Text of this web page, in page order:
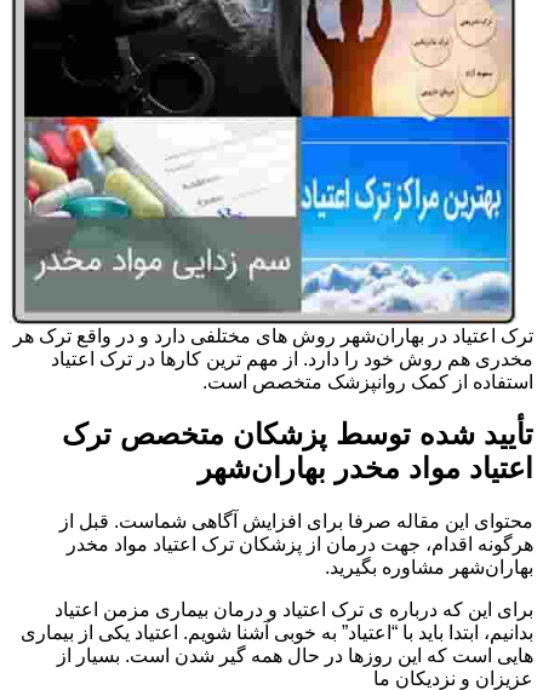
ترک اعتیاد در بهاران‌شهر روش های مختلفی دارد و در واقع ترک هر
مخدری هم روش خود را دارد. از مهم ترین کارها در ترک اعتیاد
استفاده از کمک روانپزشک متخصص است.
تأیید شده توسط پزشکان متخصص ترک
اعتیاد مواد مخدر بهاران‌شهر
محتوای این مقاله صرفا برای افزایش آگاهی شماست. قبل از
هرگونه اقدام، جهت درمان از پزشکان ترک اعتیاد مواد مخدر
بهاران‌شهر مشاوره بگیرید.
برای این که درباره ی ترک اعتیاد و درمان بیماری مزمن اعتیاد
بدانیم، ابتدا باید با “اعتیاد” به خوبی آشنا شویم. اعتیاد یکی از بیماری
هایی است که این روزها در حال همه گیر شدن است. بسیار از
عزیزان و نزدیکان ما